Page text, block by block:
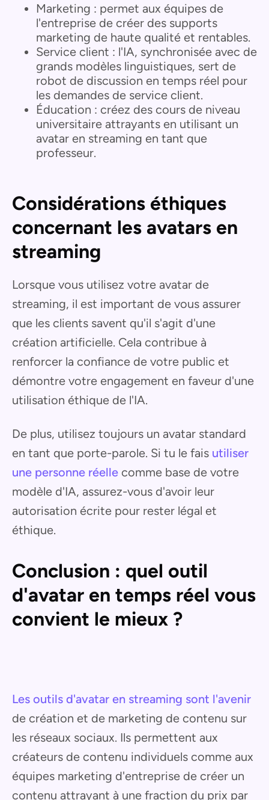
Marketing : permet aux équipes de
l'entreprise de créer des supports
marketing de haute qualité et rentables.
Service client : l'IA, synchronisée avec de
grands modèles linguistiques, sert de
robot de discussion en temps réel pour
les demandes de service client.
Éducation : créez des cours de niveau
universitaire attrayants en utilisant un
avatar en streaming en tant que
professeur.
Considérations éthiques
concernant les avatars en
streaming
Lorsque vous utilisez votre avatar de
streaming, il est important de vous assurer
que les clients savent qu'il s'agit d'une
création artificielle. Cela contribue à
renforcer la confiance de votre public et
démontre votre engagement en faveur d'une
utilisation éthique de l'IA.
De plus, utilisez toujours un avatar standard
en tant que porte-parole. Si tu le fais utiliser
une personne réelle comme base de votre
modèle d'IA, assurez-vous d'avoir leur
autorisation écrite pour rester légal et
éthique.
Conclusion : quel outil
d'avatar en temps réel vous
convient le mieux ?
Les outils d'avatar en streaming sont l'avenir
de création et de marketing de contenu sur
les réseaux sociaux. Ils permettent aux
créateurs de contenu individuels comme aux
équipes marketing d'entreprise de créer un
contenu attrayant à une fraction du prix par